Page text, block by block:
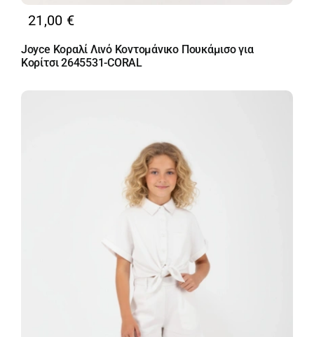
21,00 €
Joyce Κοραλί Λινό Κοντομάνικο Πουκάμισο για
Κορίτσι 2645531-CORAL